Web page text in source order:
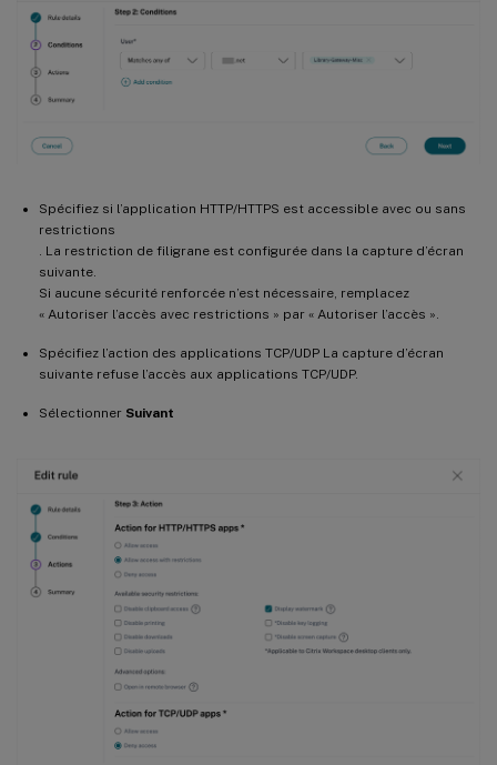
Spécifiez si l’application HTTP/HTTPS est accessible avec ou sans
restrictions
. La restriction de filigrane est configurée dans la capture d’écran
suivante.
Si aucune sécurité renforcée n’est nécessaire, remplacez
« Autoriser l’accès avec restrictions » par « Autoriser l’accès ».
Spécifiez l’action des applications TCP/UDP La capture d’écran
suivante refuse l’accès aux applications TCP/UDP.
Sélectionner Suivant